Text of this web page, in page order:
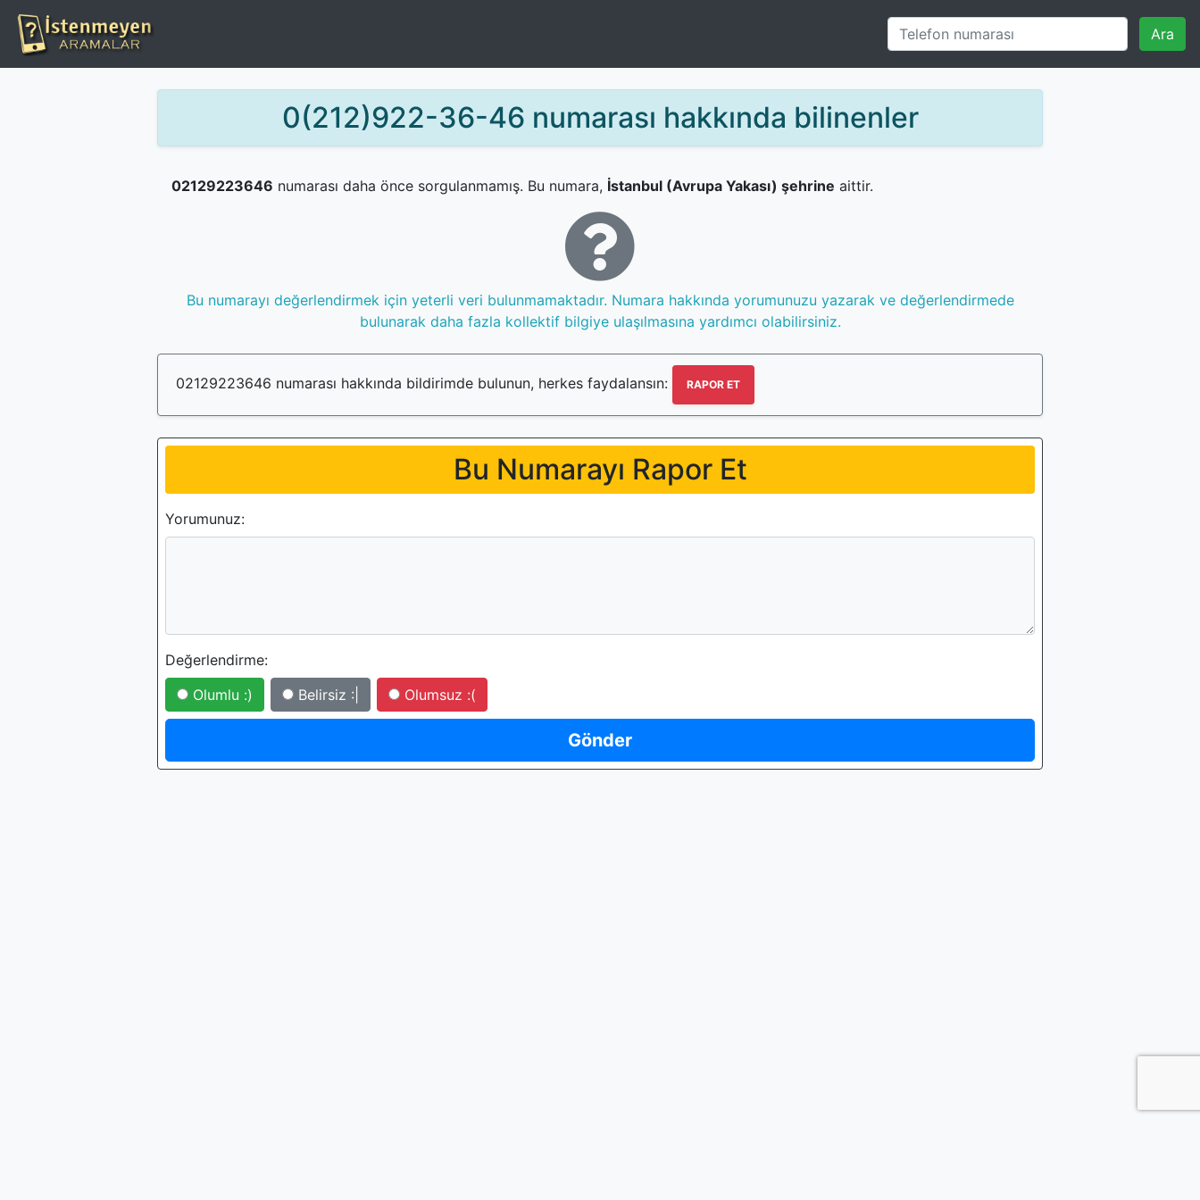
Ara
0(212)922-36-46 numarası hakkında bilinenler
02129223646 numarası daha önce sorgulanmamış. Bu numara, İstanbul (Avrupa Yakası) şehrine aittir.
Bu numarayı değerlendirmek için yeterli veri bulunmamaktadır. Numara hakkında yorumunuzu yazarak ve değerlendirmede
bulunarak daha fazla kollektif bilgiye ulaşılmasına yardımcı olabilirsiniz.
02129223646 numarası hakkında bildirimde bulunun, herkes faydalansın: RAPOR ET
Bu Numarayı Rapor Et
Yorumunuz:
Değerlendirme:
Olumlu :)
Belirsiz :| Olumsuz :(